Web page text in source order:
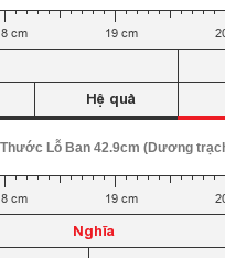
Thước Lỗ Ban 42.9cm (Dương